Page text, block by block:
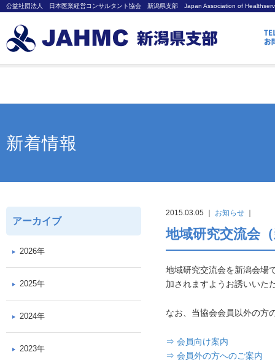
公益社団法人 日本医業経営コンサルタント協会 新潟県支部 Japan Association of
新着情報
2015.03.05 ｜ お知らせ
地域研究交流会
地域研究交流会を新潟会場
加されますようお誘いいた
なお、当協会会員以外の方
⇒ 会員向け案内
⇒ 会員外の方へのご案内
アーカイブ
2026年
2025年
2024年
2023年